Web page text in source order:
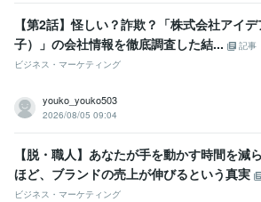
【第2話】怪しい？詐欺？「株式会社アイ
子）」の会社情報を徹底調査した結...
記事
ビジネス・マーケティング
youko_youko503
2026/08/05 09:04
【脱・職人】あなたが手を動かす時間を減
ほど、ブランドの売上が伸びるという真実
ビジネス・マーケティング